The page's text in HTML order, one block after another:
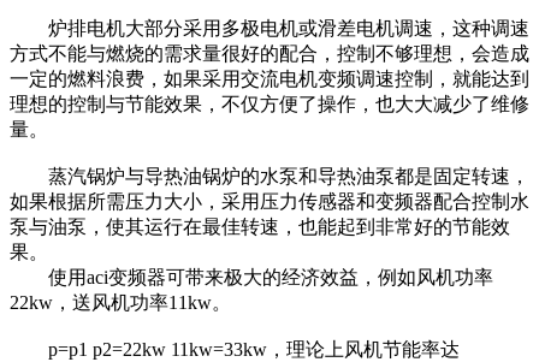
炉排电机大部分采用多极电机或滑差电机调速，这种调速
方式不能与燃烧的需求量很好的配合，控制不够理想，会造成
一定的燃料浪费，如果采用交流电机变频调速控制，就能达到
理想的控制与节能效果，不仅方便了操作，也大大减少了维修
量。
蒸汽锅炉与导热油锅炉的水泵和导热油泵都是固定转速，
如果根据所需压力大小，采用压力传感器和变频器配合控制水
泵与油泵，使其运行在最佳转速，也能起到非常好的节能效
果。
使用aci变频器可带来极大的经济效益，例如风机功率
22kw，送风机功率11kw。
p=p1 p2=22kw 11kw=33kw，理论上风机节能率达